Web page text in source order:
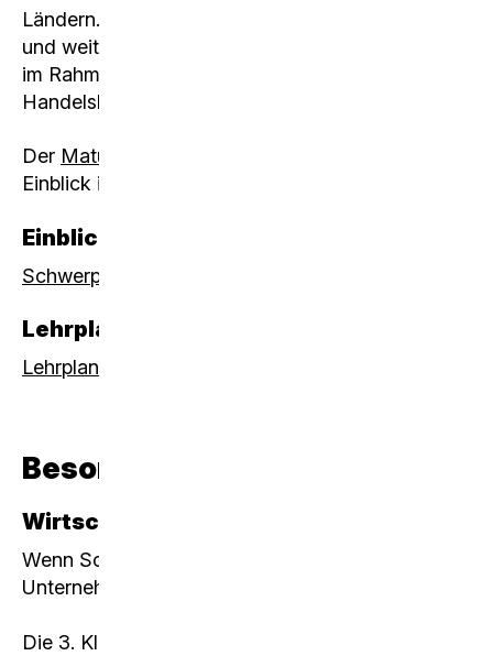
Ländern. Aktuelle Entwicklungen der Konjunktur
und weitere wirtschaftspolitische Themen werden
im Rahmen eines Anlasses der Industrie- und
Handelskammer vertieft.
Der Maturanavigator
Einblick in das Schwerpunktfach.
Einblick in den Schwerpunkt
Schwerpunkt Wirtschaft im Matura-Navigator
Lehrplan
Lehrplan Wirtschaft und Recht Schwerpunktfach
Besonderes
Wirtschaftswoche Zürich
Wenn Schülerinnen und Schüler
Unternehmerinnen und Unternehmer werden...
Die 3. Klassen des Schwerpunktfaches